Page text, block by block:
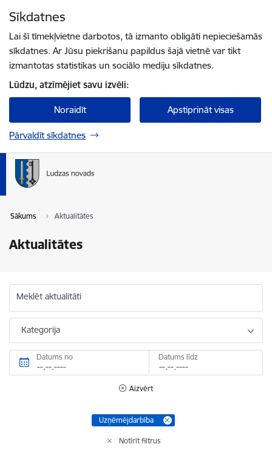
Sīkdatnes
Lai šī tīmekļvietne darbotos, tā izmanto obligāti nepieciešamās
sīkdatnes. Ar Jūsu piekrišanu papildus šajā vietnē var tikt
izmantotas statistikas un sociālo mediju sīkdatnes.
Lūdzu, atzīmējiet savu izvēli:
Noraidīt Apstiprināt visas
Pārvaldīt sīkdatnes
Sākums Aktualitātes
Aktualitātes
Meklēt aktualitāti
Kategorija
Datums no Datums līdz
Aizvērt
Uzņēmējdarbība
Notīrīt filtrus